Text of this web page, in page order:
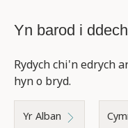
Yn barod i
Rydych chi'n edrych
hyn o bryd.
Yr Alban